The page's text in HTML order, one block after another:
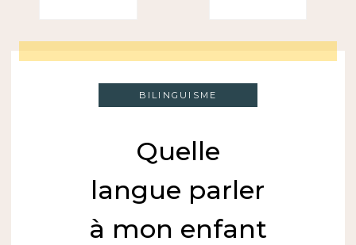
BILINGUISME
Quelle
langue parler
à mon enfant